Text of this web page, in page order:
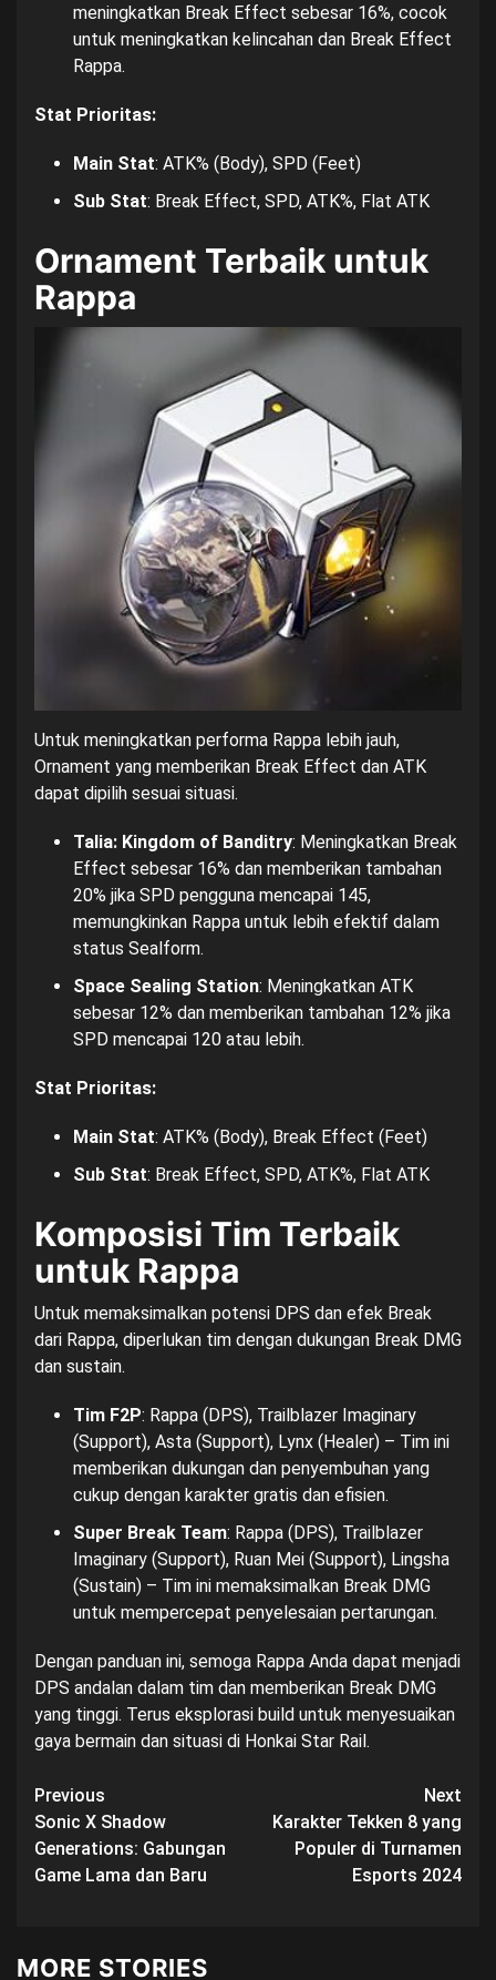
meningkatkan Break Effect sebesar 16%, cocok
untuk meningkatkan kelincahan dan Break Effect
Rappa.
Stat Prioritas:
Main Stat: ATK% (Body), SPD (Feet)
Sub Stat: Break Effect, SPD, ATK%, Flat ATK
Ornament Terbaik untuk
Rappa
Untuk meningkatkan performa Rappa lebih jauh,
Ornament yang memberikan Break Effect dan ATK
dapat dipilih sesuai situasi.
Talia: Kingdom of Banditry: Meningkatkan Break
Effect sebesar 16% dan memberikan tambahan
20% jika SPD pengguna mencapai 145,
memungkinkan Rappa untuk lebih efektif dalam
status Sealform.
Space Sealing Station: Meningkatkan ATK
sebesar 12% dan memberikan tambahan 12% jika
SPD mencapai 120 atau lebih.
Stat Prioritas:
Main Stat: ATK% (Body), Break Effect (Feet)
Sub Stat: Break Effect, SPD, ATK%, Flat ATK
Komposisi Tim Terbaik
untuk Rappa
Untuk memaksimalkan potensi DPS dan efek Break
dari Rappa, diperlukan tim dengan dukungan Break DMG
dan sustain.
Tim F2P: Rappa (DPS), Trailblazer Imaginary
(Support), Asta (Support), Lynx (Healer) – Tim ini
memberikan dukungan dan penyembuhan yang
cukup dengan karakter gratis dan efisien.
Super Break Team: Rappa (DPS), Trailblazer
Imaginary (Support), Ruan Mei (Support), Lingsha
(Sustain) – Tim ini memaksimalkan Break DMG
untuk mempercepat penyelesaian pertarungan.
Dengan panduan ini, semoga Rappa Anda dapat menjadi
DPS andalan dalam tim dan memberikan Break DMG
yang tinggi. Terus eksplorasi build untuk menyesuaikan
gaya bermain dan situasi di Honkai Star Rail.
Post
navigation
Previous
Sonic X Shadow
Generations: Gabungan
Game Lama dan Baru
Next
Karakter Tekken 8 yang
Populer di Turnamen
Esports 2024
MORE STORIES